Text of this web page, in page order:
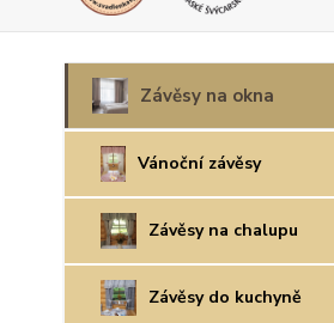
Závěsy na okna
Vánoční závěsy
Závěsy na chalupu
Závěsy do kuchyně